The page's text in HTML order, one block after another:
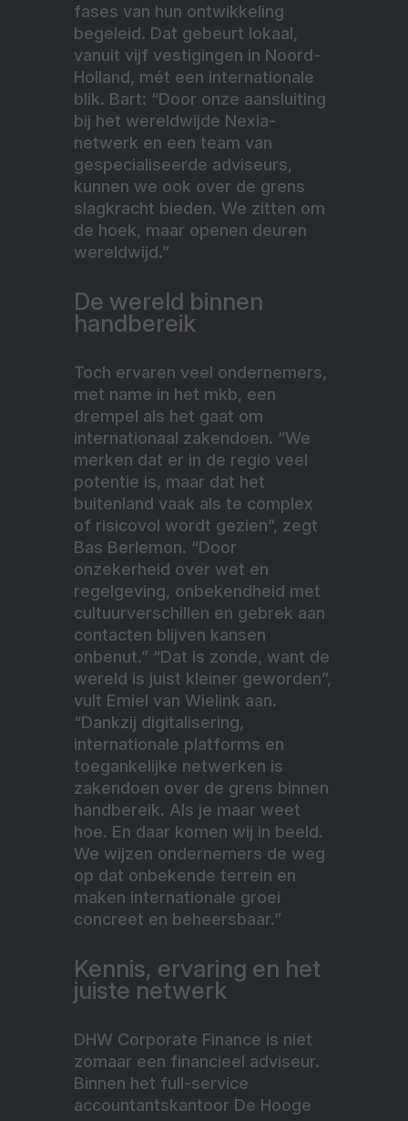
fases van hun ontwikkeling
begeleid. Dat gebeurt lokaal,
vanuit vijf vestigingen in Noord-
Holland, mét een internationale
blik. Bart: “Door onze aansluiting
bij het wereldwijde Nexia-
netwerk en een team van
gespecialiseerde adviseurs,
kunnen we ook over de grens
slagkracht bieden. We zitten om
de hoek, maar openen deuren
wereldwijd.”
De wereld binnen
handbereik
Toch ervaren veel ondernemers,
met name in het mkb, een
drempel als het gaat om
internationaal zakendoen. “We
merken dat er in de regio veel
potentie is, maar dat het
buitenland vaak als te complex
of risicovol wordt gezien”, zegt
Bas Berlemon. “Door
onzekerheid over wet en
regelgeving, onbekendheid met
cultuurverschillen en gebrek aan
contacten blijven kansen
onbenut.” “Dat is zonde, want de
wereld is juist kleiner geworden”,
vult Emiel van Wielink aan.
“Dankzij digitalisering,
internationale platforms en
toegankelijke netwerken is
zakendoen over de grens binnen
handbereik. Als je maar weet
hoe. En daar komen wij in beeld.
We wijzen ondernemers de weg
op dat onbekende terrein en
maken internationale groei
concreet en beheersbaar.”
Kennis, ervaring en het
juiste netwerk
DHW Corporate Finance is niet
zomaar een financieel adviseur.
Binnen het full-service
accountantskantoor De Hooge